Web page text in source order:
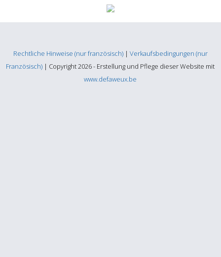
Rechtliche Hinweise (nur französisch) | Verkaufsbedingungen (nur
Französisch) | Copyright 2026 - Erstellung und Pflege dieser Website mit
www.defaweux.be